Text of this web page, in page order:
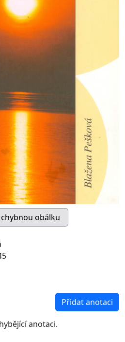
Přidat anotaci
anotaci.